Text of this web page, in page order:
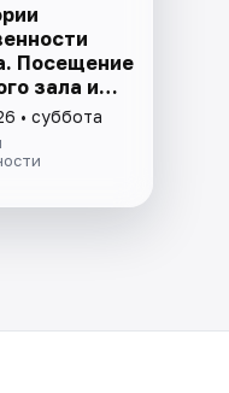
Посещение
зала и
• суббота